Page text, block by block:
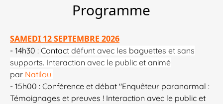
Programme
SAMEDI 12 SEPTEMBRE 2026
- 14h30 : Contact défunt avec les baguettes et sans
supports. Interaction avec le public et animé
par Natilou
- 15h00 : Conférence et débat "Enquêteur paranormal :
Témoignages et preuves ! Interaction avec le public et